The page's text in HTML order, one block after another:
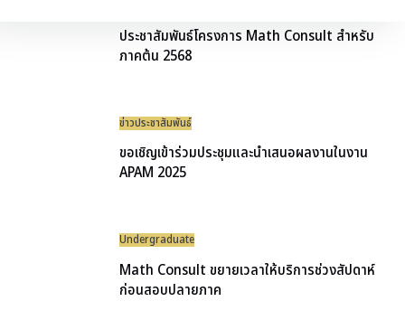
ประชาสัมพันธ์โครงการ Math Consult สำหรับ
ภาคต้น 2568
ข่าวประชาสัมพันธ์
ขอเชิญเข้าร่วมประชุมและนำเสนอผลงานในงาน
APAM 2025
Undergraduate
Math Consult ขยายเวลาให้บริการช่วงสัปดาห์
ก่อนสอบปลายภาค